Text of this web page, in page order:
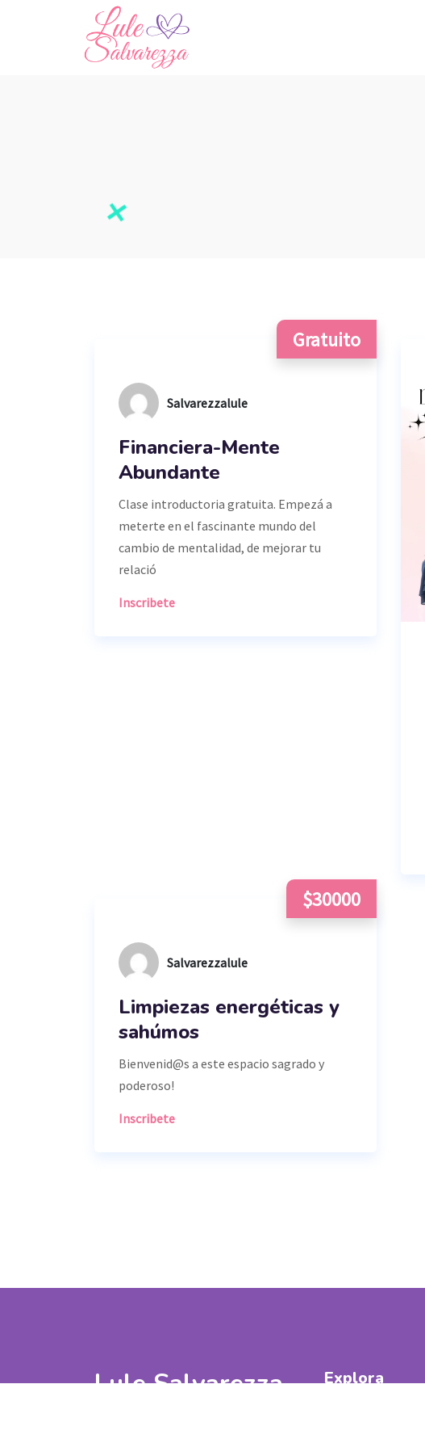
Gratuito
Salvarezzalule
Financiera-Mente
Abundante
Clase introductoria gratuita. Empezá a
meterte en el fascinante mundo del
cambio de mentalidad, de mejorar tu
relació
Inscribete
$30000
Salvarezzalule
Limpiezas energéticas y
sahúmos
Bienvenid@s a este espacio sagrado y
poderoso!
Inscribete
Lule Salvarezza Explora